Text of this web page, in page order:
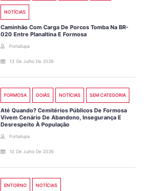
NOTÍCIAS
Caminhão Com Carga De Porcos Tomba Na BR-
020 Entre Planaltina E Formosa
Portallupa
13 De Julho De 2026
FORMOSA GOIÁS NOTÍCIAS SEM CATEGORIA
Até Quando? Cemitérios Públicos De Formosa
Vivem Cenário De Abandono, Insegurança E
Desrespeito À População
Portallupa
10 De Julho De 2026
ENTORNO NOTÍCIAS